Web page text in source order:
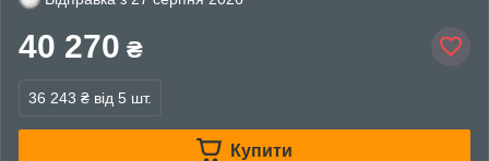
40 270 ₴
36 243 ₴ від 5 шт.
Купити